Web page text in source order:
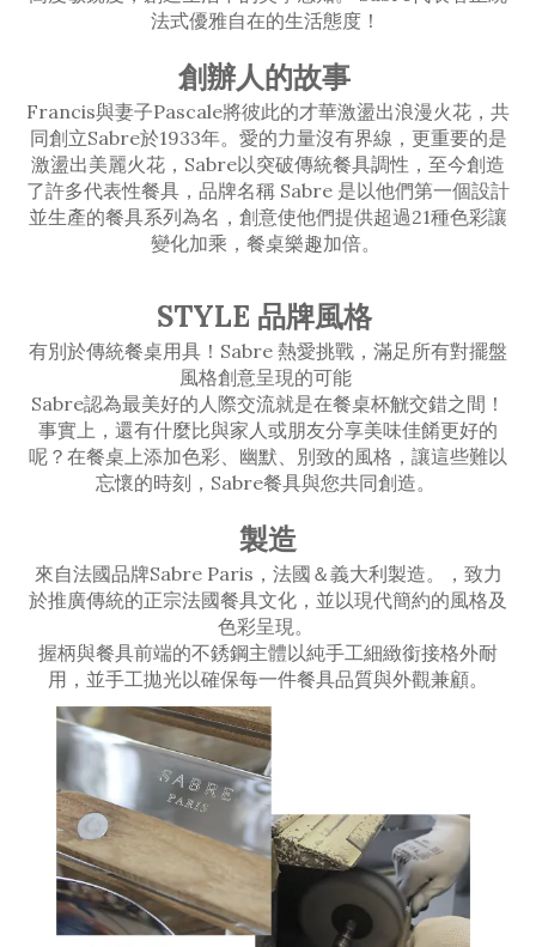
法式優雅自在的生活態度！
創辦人的故事
Francis與妻子Pascale將彼此的才華激盪出浪漫火花，共
同創立Sabre於1933年。愛的力量沒有界線，更重要的是
激盪出美麗火花，Sabre以突破傳統餐具調性，至今創造
了許多代表性餐具，品牌名稱 Sabre 是以他們第一個設計
並生產的餐具系列為名，創意使他們提供超過21種色彩讓
變化加乘，餐桌樂趣加倍。
STYLE 品牌風格
有別於傳統餐桌用具！Sabre 熱愛挑戰，滿足所有對擺盤
風格創意呈現的可能
Sabre認為最美好的人際交流就是在餐桌杯觥交錯之間！
事實上，還有什麼比與家人或朋友分享美味佳餚更好的
呢？在餐桌上添加色彩、幽默、別致的風格，讓這些難以
忘懷的時刻，Sabre餐具與您共同創造。
製造
來自法國品牌Sabre Paris，法國＆義大利製造。，致力
於推廣傳統的正宗法國餐具文化，並以現代簡約的風格及
色彩呈現。
握柄與餐具前端的不銹鋼主體以純手工細緻銜接格外耐
用，並手工拋光以確保每一件餐具品質與外觀兼顧。